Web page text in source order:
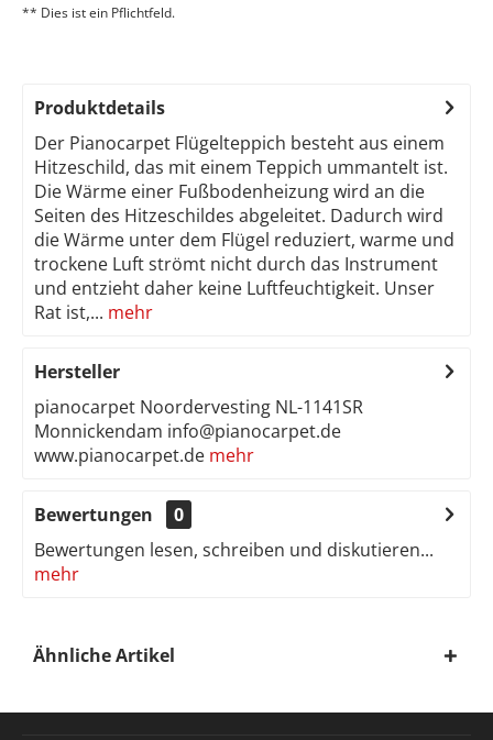
** Dies ist ein Pflichtfeld.
Produktdetails
Der Pianocarpet Flügelteppich besteht aus einem
Hitzeschild, das mit einem Teppich ummantelt ist.
Die Wärme einer Fußbodenheizung wird an die
Seiten des Hitzeschildes abgeleitet. Dadurch wird
die Wärme unter dem Flügel reduziert, warme und
trockene Luft strömt nicht durch das Instrument
und entzieht daher keine Luftfeuchtigkeit. Unser
Rat ist,... mehr
Hersteller
pianocarpet Noordervesting NL-1141SR
Monnickendam info@pianocarpet.de
www.pianocarpet.de mehr
Bewertungen
0
Bewertungen lesen, schreiben und diskutieren...
mehr
Ähnliche Artikel